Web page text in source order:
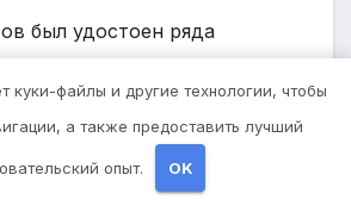
был удостоен ряда
наград,
«Ефко», премию «Русская
другие.
Валерия
куки-файлы и другие технологии, чтобы
а также предоставить лучший
опыт. OK